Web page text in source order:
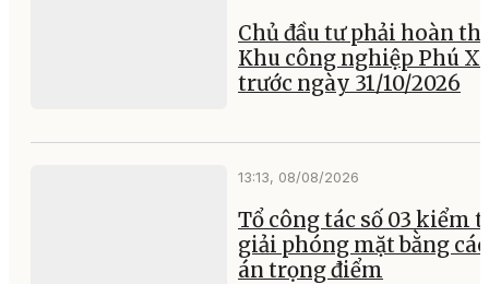
Chủ đầu tư phải hoàn
Khu công nghiệp Phú
trước ngày 31/10/2026
13:13, 08/08/2026
Tổ công tác số 03 kiểm
giải phóng mặt bằng
án trọng điểm